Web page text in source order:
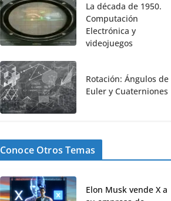
La década de 1950.
Computación
Electrónica y
videojuegos
Rotación: Ángulos de
Euler y Cuaterniones
Conoce Otros Temas
Elon Musk vende X a